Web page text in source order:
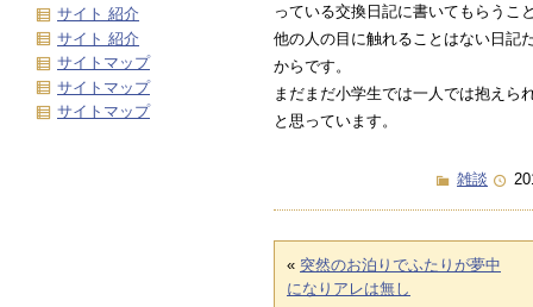
っている交換日記に書いてもらうこ
他の人の目に触れることはない日記
からです。
まだまだ小学生では一人では抱えら
と思っています。
雑談
« 突然のお泊りでふたりが夢中
になりアレは無し
サイト 紹介
サイト 紹介
サイトマップ
サイトマップ
サイトマップ